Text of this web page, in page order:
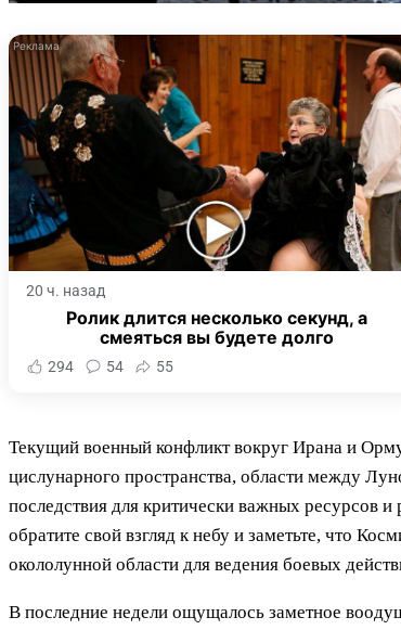
20 ч. назад
Ролик длится несколько секунд, а
смеяться вы будете долго
294 54 55
Текущий военный конфликт вокруг Ирана и
цислунарного пространства, области между
последствия для критически важных ресурсов
обратите свой взгляд к небу и заметьте, что
окололунной области для ведения боевых
В последние недели ощущалось заметное